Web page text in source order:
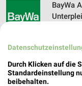
BayWa
Durch Klicken auf die
Standardeinstellung
beibehalten.